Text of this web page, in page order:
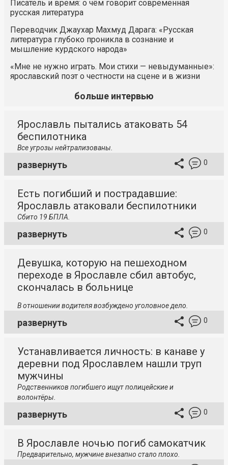
Писатель и время: о чём говорит современная
русская литература
Переводчик Джаухар Махмуд Дарага: «Русская
литература глубоко проникла в сознание и
мышление курдского народа»
«Мне не нужно играть. Мои стихи — невыдуманные»:
ярославский поэт о честности на сцене и в жизни
больше интервью
Ярославль пытались атаковать 54
беспилотника
Все угрозы нейтрализованы.
развернуть 0
Есть погибший и пострадавшие:
Ярославль атаковали беспилотники
Сбито 19 БПЛА.
развернуть 0
Девушка, которую на пешеходном
переходе в Ярославле сбил автобус,
скончалась в больнице
В отношении водителя возбуждено уголовное дело.
развернуть 0
Устанавливается личность: в канаве у
деревни под Ярославлем нашли труп
мужчины
Родственников погибшего ищут полицейские и
волонтёры.
развернуть 0
В Ярославле ночью погиб самокатчик
Предварительно, мужчине внезапно стало плохо.